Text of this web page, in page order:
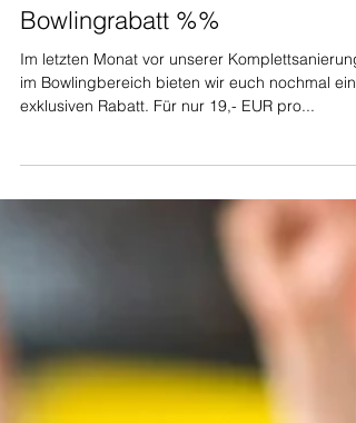
10.09.25 I %%
Bowlingrabatt %%
Im letzten Monat vor unserer Komplettsanierung
im Bowlingbereich bieten wir euch nochmal